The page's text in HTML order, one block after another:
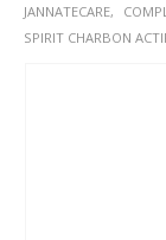
JANNATECARE,
SPIRIT CHARBON